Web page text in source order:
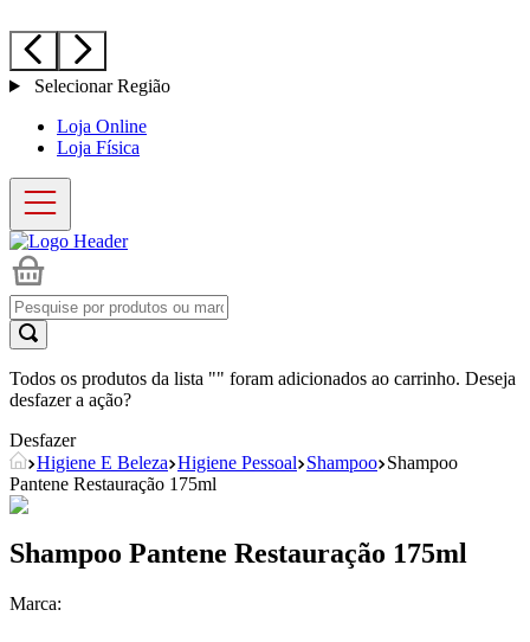
Selecionar Região
Loja Online
Loja Física
Todos os produtos da lista "" foram adicionados ao carrinho. Deseja
desfazer a ação?
Desfazer
Higiene E Beleza Higiene Pessoal Shampoo Shampoo
Pantene Restauração 175ml
Shampoo Pantene Restauração 175ml
Marca: